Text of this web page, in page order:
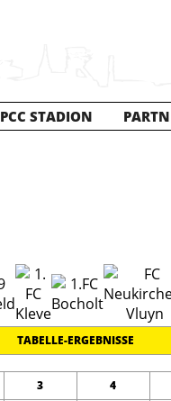
PCC STADION
TABELLE-ERGEBNISSE
3
4